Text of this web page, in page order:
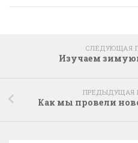
СЛЕДУЮЩАЯ
Изучаем
ПРЕДЫДУЩАЯ
Как мы провели